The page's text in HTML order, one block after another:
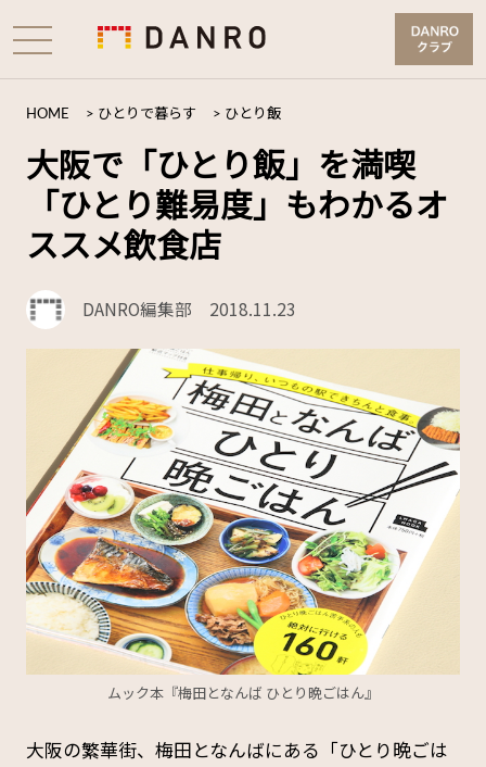
HOME > ひとりで暮らす > ひとり飯
大阪で「ひとり飯」を満喫
「ひとり難易度」もわかるオ
ススメ飲食店
DANRO編集部 2018.11.23
ムック本『梅田となんば ひとり晩ごはん』
大阪の繁華街、梅田となんばにある「ひとり晩ごは